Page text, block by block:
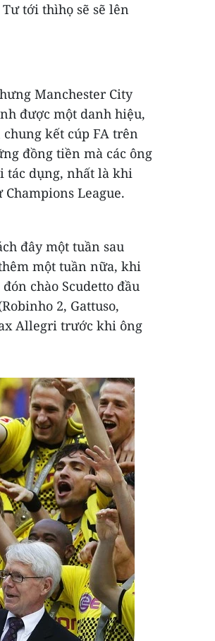
tới thìhọ sẽ sẽ lên
Manchester City
được một danh hiệu,
kết cúp FA trên
đồng tiền mà các ông
tác dụng, nhất là khi
League.
đây một tuần sau
một tuần nữa, khi
chào Scudetto đầu
2, Gattuso,
Allegri trước khi ông